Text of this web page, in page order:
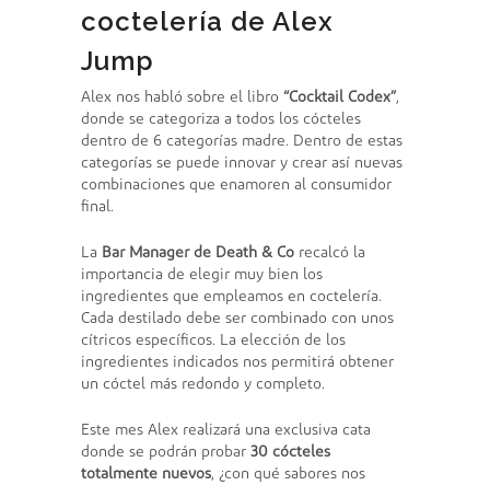
coctelería de Alex
Jump
Alex nos habló sobre el libro “Cocktail Codex”,
donde se categoriza a todos los cócteles
dentro de 6 categorías madre. Dentro de estas
categorías se puede innovar y crear así nuevas
combinaciones que enamoren al consumidor
final.
La Bar Manager de Death & Co recalcó la
importancia de elegir muy bien los
ingredientes que empleamos en coctelería.
Cada destilado debe ser combinado con unos
cítricos específicos. La elección de los
ingredientes indicados nos permitirá obtener
un cóctel más redondo y completo.
Este mes Alex realizará una exclusiva cata
donde se podrán probar 30 cócteles
totalmente nuevos, ¿con qué sabores nos